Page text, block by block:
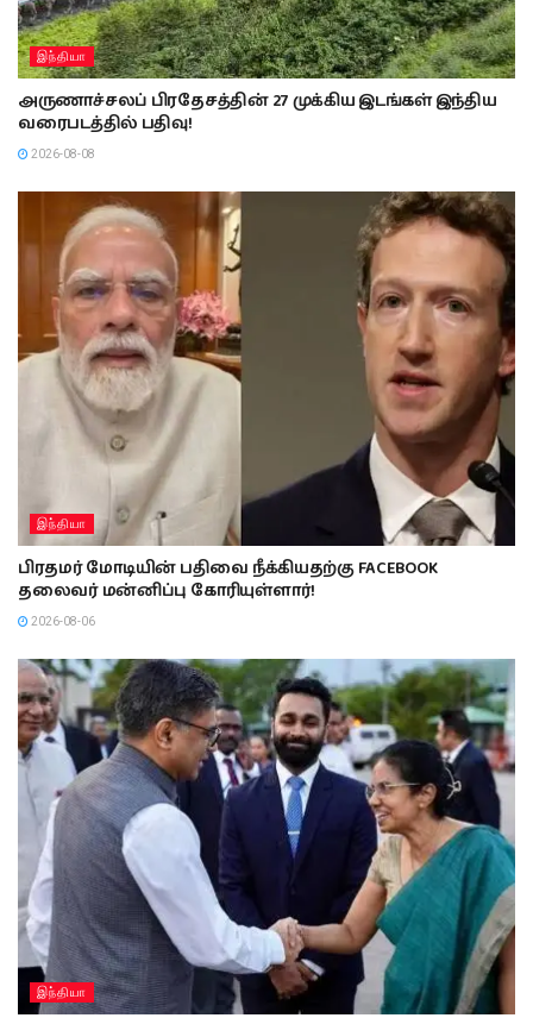
இந்தியா
அருணாச்சலப் பிரதேசத்தின் 27 முக்கிய இடங்கள் இந்திய
வரைபடத்தில் பதிவு!
2026-08-08
இந்தியா
பிரதமர் மோடியின் பதிவை நீக்கியதற்கு FACEBOOK
தலைவர் மன்னிப்பு கோரியுள்ளார்!
2026-08-06
இந்தியா